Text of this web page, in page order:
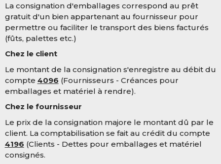
La consignation d'emballages correspond au prêt
gratuit d'un bien appartenant au fournisseur pour
permettre ou faciliter le transport des biens facturés
(fûts, palettes etc.)
Chez le client
Le montant de la consignation s'enregistre au débit du
compte 4096 (Fournisseurs - Créances pour
emballages et matériel à rendre).
Chez le fournisseur
Le prix de la consignation majore le montant dû par le
client. La comptabilisation se fait au crédit du compte
4196 (Clients - Dettes pour emballages et matériel
consignés.